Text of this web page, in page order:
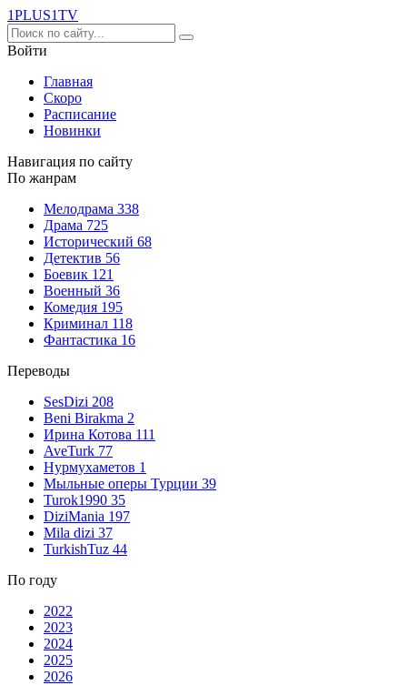
1PLUS1TV
Войти
Главная
Скоро
Расписание
Новинки
Навигация по сайту
По жанрам
Мелодрама 338
Драма 725
Исторический 68
Детектив 56
Боевик 121
Военный 36
Комедия 195
Криминал 118
Фантастика 16
Переводы
SesDizi 208
Beni Birakma 2
Ирина Котова 111
AveTurk 77
Нурмухаметов 1
Мыльные оперы Турции 39
Turok1990 35
DiziMania 197
Mila dizi 37
TurkishTuz 44
По году
2022
2023
2024
2025
2026